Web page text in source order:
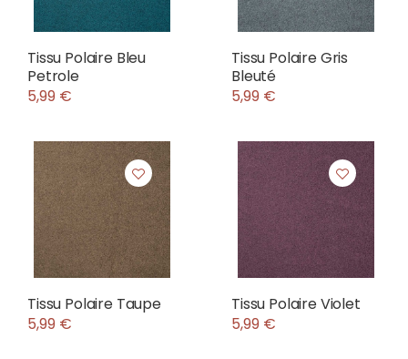
Tissu Polaire Bleu
Petrole
5,99 €
Tissu Polaire Gris
Bleuté
5,99 €
Tissu Polaire Taupe
5,99 €
Tissu Polaire Violet
5,99 €